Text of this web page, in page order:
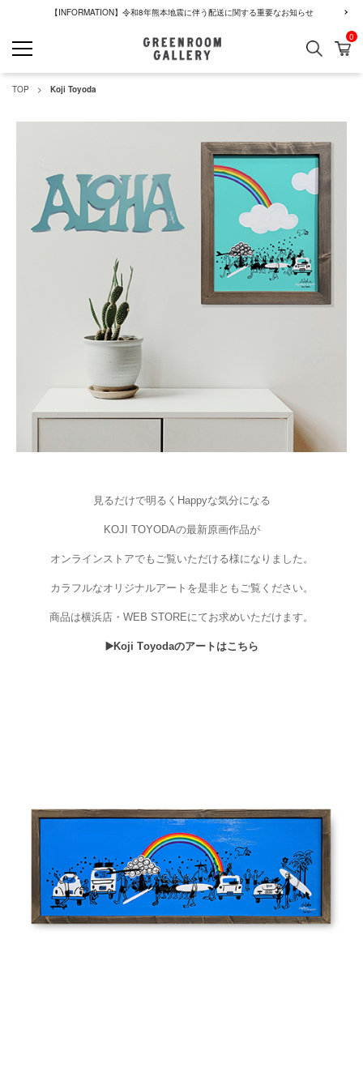
【INFORMATION】令和8年熊本地震に伴う配送に関する重要なお知らせ
検索 カ
0
TOP Koji Toyoda
見るだけで明るくHappyな気分になる
KOJI TOYODAの最新原画作品が
オンラインストアでもご覧いただける様になりました。
カラフルなオリジナルアートを是非ともご覧ください。
商品は横浜店・WEB STOREにてお求めいただけます。
▶️Koji Toyodaのアートはこちら